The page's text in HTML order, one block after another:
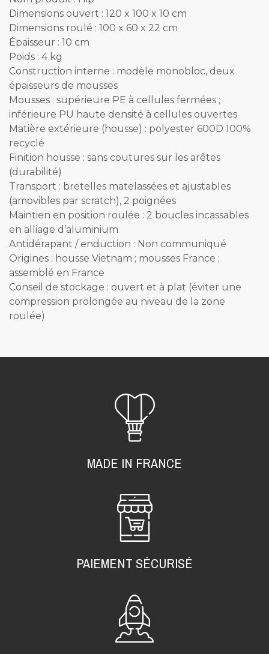
Dimensions ouvert : 120 x 100 x 10 cm
Dimensions roulé : 100 x 60 x 22 cm
Épaisseur : 10 cm
Poids : 4 kg
Construction interne : modèle monobloc, deux
épaisseurs de mousses
Mousses : supérieure PE à cellules fermées ;
inférieure PU haute densité à cellules ouvertes
Matière extérieure (housse) : polyester 600D 100%
recyclé
Finition housse : sans coutures sur les arêtes
(durabilité)
Transport : bretelles matelassées et ajustables
(amovibles par scratch), 2 poignées
Maintien en position roulée : 2 boucles incassables
en alliage d’aluminium
Antidérapant / enduction : Non communiqué
Origines : housse Vietnam ; mousses France ;
assemblé en France
Conseil de stockage : ouvert et à plat (éviter une
compression prolongée au niveau de la zone
roulée)
MADE IN FRANCE
PAIEMENT SÉCURISÉ